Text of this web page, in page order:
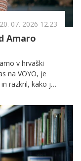
20. 07. 2026 12.23
Amaro
v hrvaški
na VOYO, je
razkril, kako je